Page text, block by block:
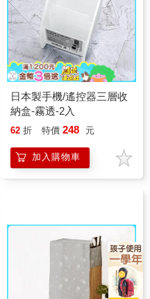
日本製手機/遙控器三層收
納盒-霧透-2入
62 折 特價 248 元
加入購物車